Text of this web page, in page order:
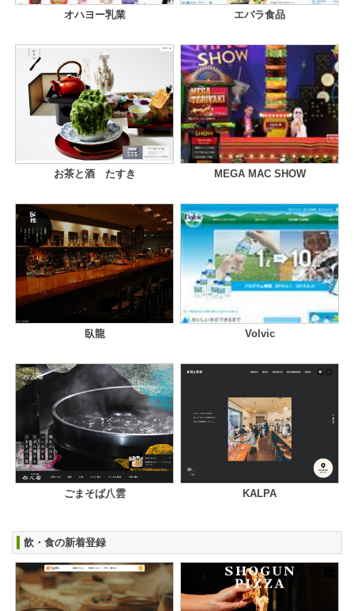
オハヨー乳業 エバラ食品
お茶と酒 たすき MEGA MAC SHOW
臥龍 Volvic
ごまそば八雲 KALPA
飲・食の新着登録